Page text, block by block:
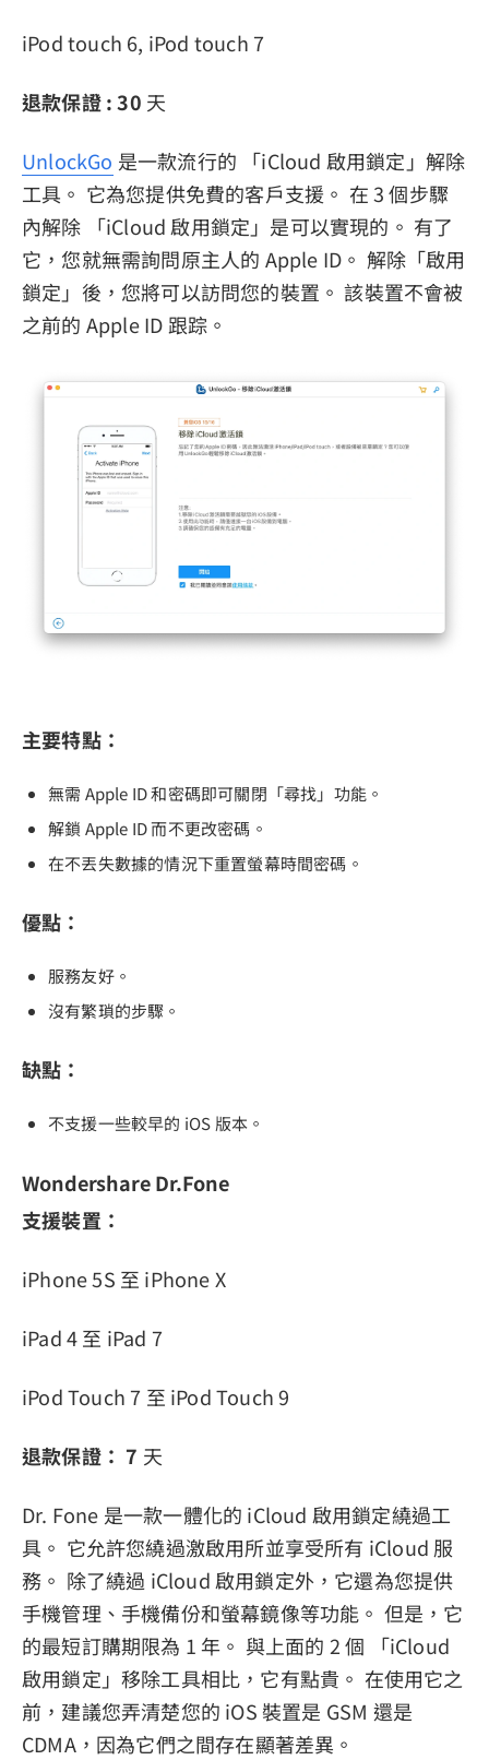
iPod touch 6, iPod touch 7
退款保證 : 30 天
UnlockGo 是一款流行的 「iCloud 啟用鎖定」解除
工具。 它為您提供免費的客戶支援。 在 3 個步驟
內解除 「iCloud 啟用鎖定」是可以實現的。 有了
它，您就無需詢問原主人的 Apple ID。 解除「啟用
鎖定」後，您將可以訪問您的裝置。 該裝置不會被
之前的 Apple ID 跟踪。
主要特點：
無需 Apple ID 和密碼即可關閉「尋找」功能。
解鎖 Apple ID 而不更改密碼。
在不丟失數據的情況下重置螢幕時間密碼。
優點：
服務友好。
沒有繁瑣的步驟。
缺點：
不支援一些較早的 iOS 版本。
Wondershare Dr.Fone
支援裝置：
iPhone 5S 至 iPhone X
iPad 4 至 iPad 7
iPod Touch 7 至 iPod Touch 9
退款保證： 7 天
Dr. Fone 是一款一體化的 iCloud 啟用鎖定繞過工
具。 它允許您繞過激啟用所並享受所有 iCloud 服
務。 除了繞過 iCloud 啟用鎖定外，它還為您提供
手機管理、手機備份和螢幕鏡像等功能。 但是，它
的最短訂購期限為 1 年。 與上面的 2 個 「iCloud
啟用鎖定」移除工具相比，它有點貴。 在使用它之
前，建議您弄清楚您的 iOS 裝置是 GSM 還是
CDMA，因為它們之間存在顯著差異。